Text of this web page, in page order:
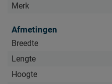
Merk
Afmetingen
Breedte
Lengte
Hoogte